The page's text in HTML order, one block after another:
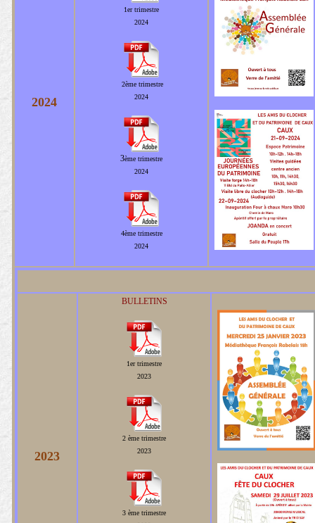
2024
1ertrimestre
2024
2ème trimestre
2024
3ème trimestre
2024
4ème trimestre
2024
2023
BULLETINS
1ertrimestre
2023
2 ème trimestre
2023
3 ème trimestre